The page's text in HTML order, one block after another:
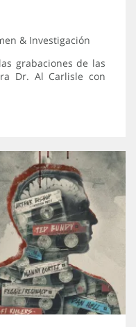
& Investigación
grabaciones de las
Dr. Al Carlisle con